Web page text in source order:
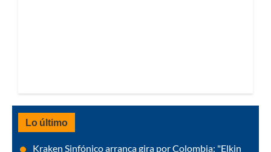
Lo último
Kraken Sinfónico arranca gira por Colombia: "Elkin